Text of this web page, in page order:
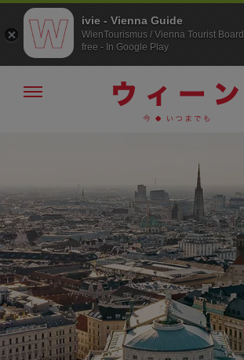
へ
ジ
の
ト
ッ
プ
へ
メ
非
表
示
ivie - Vienna Guide
WienTourismus / Vienna Tourist Board
free - In Google Play